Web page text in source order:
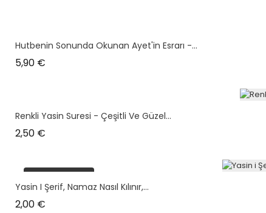
Hutbenin Sonunda Okunan Ayet'in Esrarı -...
5,90 €
Renkli Yasin Suresi - Çeşitli Ve Güzel...
2,50 €
plus en stock
Yasin I Şerif, Namaz Nasıl Kılınır,...
2,00 €